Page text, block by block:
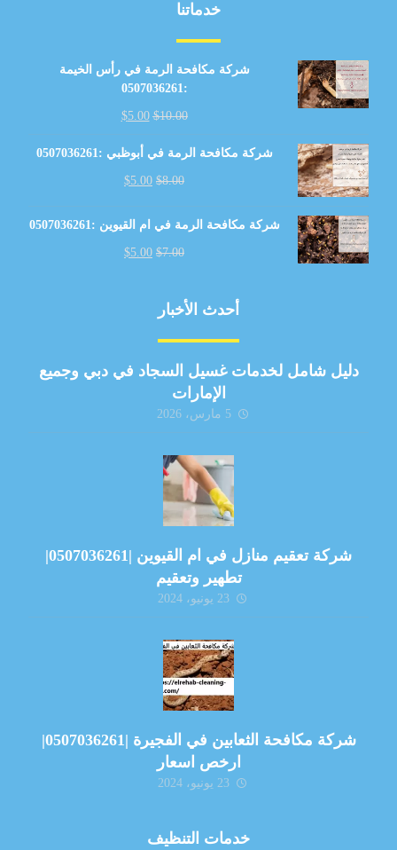
خدماتنا
شركة مكافحة الرمة في رأس الخيمة
:0507036261
$10.00
$5.00
شركة مكافحة الرمة في أبوظبي :0507036261
$8.00
$5.00
شركة مكافحة الرمة في ام القيوين :0507036261
$7.00
$5.00
أحدث الأخبار
دليل شامل لخدمات غسيل السجاد في دبي وجميع
الإمارات
5 مارس، 2026
شركة تعقيم منازل في ام القيوين |0507036261|
تطهير وتعقيم
23 يونيو، 2024
شركة مكافحة الثعابين في الفجيرة |0507036261|
ارخص اسعار
23 يونيو، 2024
خدمات التنظيف